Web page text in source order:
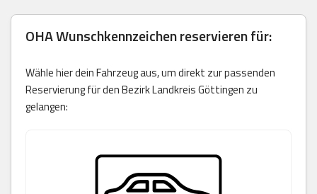
OHA Wunschkennzeichen reservieren für:
Wähle hier dein Fahrzeug aus, um direkt zur passenden
Reservierung für den Bezirk Landkreis Göttingen zu
gelangen: